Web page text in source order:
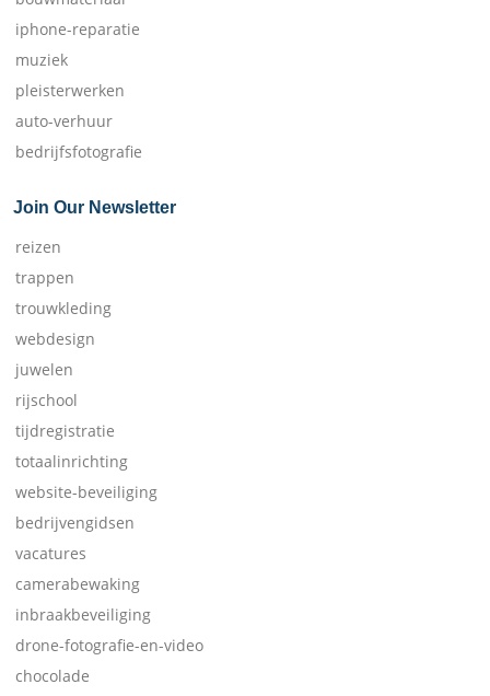
iphone-reparatie
muziek
pleisterwerken
auto-verhuur
bedrijfsfotografie
Join Our Newsletter
reizen
trappen
trouwkleding
webdesign
juwelen
rijschool
tijdregistratie
totaalinrichting
website-beveiliging
bedrijvengidsen
vacatures
camerabewaking
inbraakbeveiliging
drone-fotografie-en-video
chocolade